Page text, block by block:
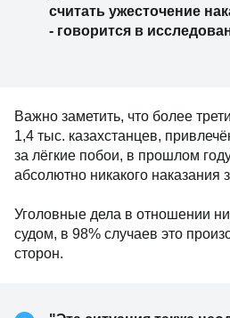
считать ужесточение
- говорится в
Важно заметить, что более
1,4 тыс. казахстанцев,
за лёгкие побои, в прошлом
абсолютно никакого наказания
Уголовные дела в отношении
судом, в 98% случаев это
сторон.